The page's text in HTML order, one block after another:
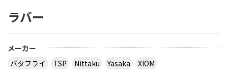
ラバー
メーカー
バタフライ
TSP Nittaku Yasaka
XIOM